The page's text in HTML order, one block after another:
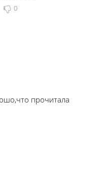
0
прочитала